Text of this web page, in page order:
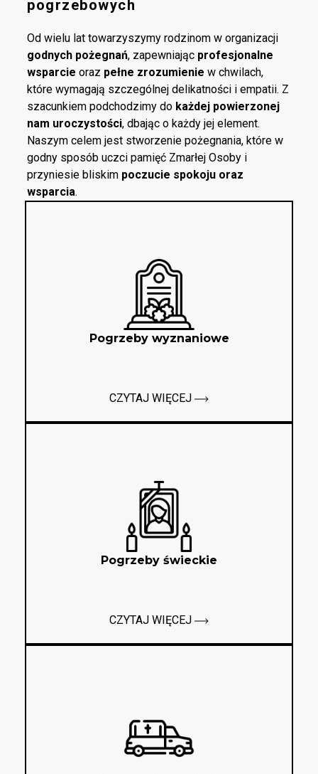
pogrzebowych
Od wielu lat towarzyszymy rodzinom w organizacji
godnych pożegnań, zapewniając profesjonalne
wsparcie oraz pełne zrozumienie w chwilach,
które wymagają szczególnej delikatności i empatii. Z
szacunkiem podchodzimy do każdej powierzonej
nam uroczystości, dbając o każdy jej element.
Naszym celem jest stworzenie pożegnania, które w
godny sposób uczci pamięć Zmarłej Osoby i
przyniesie bliskim poczucie spokoju oraz
wsparcia.
Pogrzeby wyznaniowe
CZYTAJ WIĘCEJ
Pogrzeby świeckie
CZYTAJ WIĘCEJ